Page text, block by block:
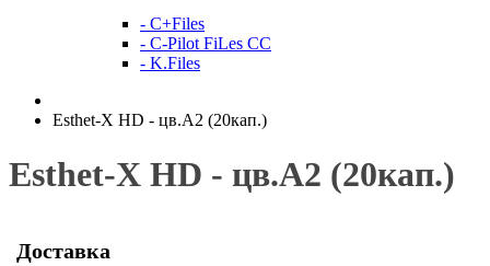
- C+Files
- C-Pilot FiLes CC
- K.Files
Esthet-X HD - цв.А2 (20кап.)
Esthet-X HD - цв.А2 (20кап.)
Доставка